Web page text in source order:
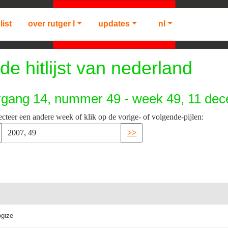
over rutger l updates nl
hitlijst van nederland
14, nummer 49 - week 49, 11
een andere week of klik op de vorige- of volgende-pijlen:
>>